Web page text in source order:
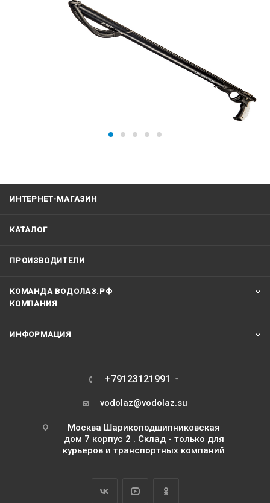
ИНТЕРНЕТ-МАГАЗИН
КАТАЛОГ
ПРОИЗВОДИТЕЛИ
КОМАНДА ВОДОЛАЗ.РФ
КОМПАНИЯ
ИНФОРМАЦИЯ
+79123121991
vodolaz@vodolaz.su
Москва Шарикоподшипниковская
дом 7 корпус 2 . Склад - только для
курьеров и транспортных компаний